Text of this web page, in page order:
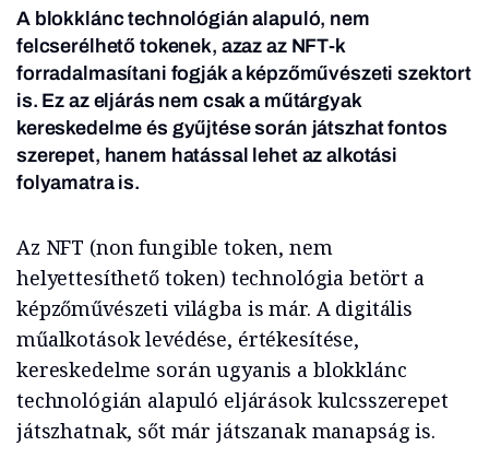
A blokklánc technológián alapuló, nem
felcserélhető tokenek, azaz az NFT-k
forradalmasítani fogják a képzőművészeti szektort
is. Ez az eljárás nem csak a műtárgyak
kereskedelme és gyűjtése során játszhat fontos
szerepet, hanem hatással lehet az alkotási
folyamatra is.
Az NFT (non fungible token, nem
helyettesíthető token) technológia betört a
képzőművészeti világba is már. A digitális
műalkotások levédése, értékesítése,
kereskedelme során ugyanis a blokklánc
technológián alapuló eljárások kulcsszerepet
játszhatnak, sőt már játszanak manapság is.